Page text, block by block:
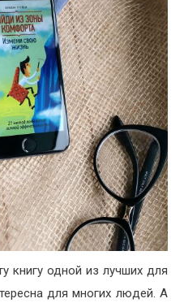
книгу одной из лучших для
для многих людей. А